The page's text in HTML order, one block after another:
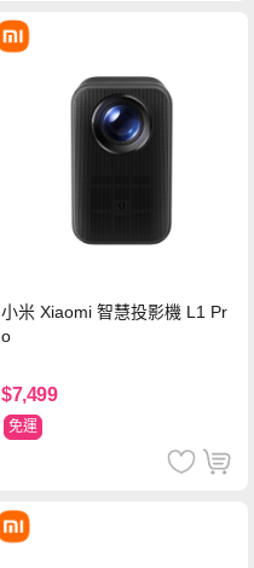
小米 Xiaomi 智慧投影機 L1 Pr
o
$7,499
免運